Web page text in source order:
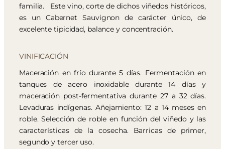
familia. Este vino, corte de dichos viñedos históricos,
es un Cabernet Sauvignon de carácter único, de
excelente tipicidad, balance y concentración.
VINIFICACIÓN
Maceración en frío durante 5 días. Fermentación en
tanques de acero inoxidable durante 14 días y
maceración post-fermentativa durante 27 a 32 días.
Levaduras indígenas. Añejamiento: 12 a 14 meses en
roble. Selección de roble en función del viñedo y las
características de la cosecha. Barricas de primer,
segundo y tercer uso.